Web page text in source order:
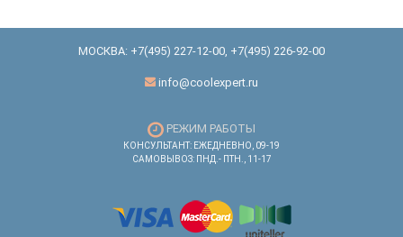
МОСКВА: +7(495) 227-12-00, +7(495) 226-92-00
info@coolexpert.ru
РЕЖИМ РАБОТЫ
КОНСУЛЬТАНТ: ЕЖЕДНЕВНО, 09-19
САМОВЫВОЗ: ПНД.- ПТН., 11-17